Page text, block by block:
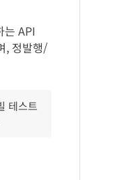
는 API
, 정발행/
테스트